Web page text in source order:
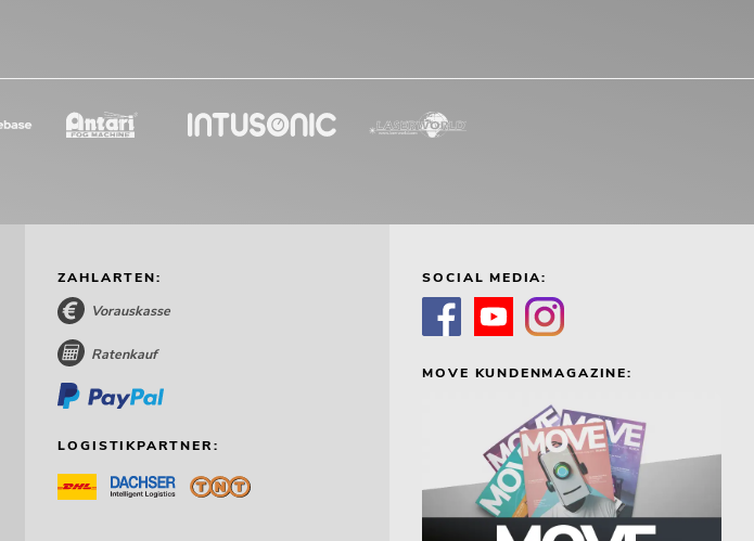
ZAHLARTEN:
Vorauskasse
Ratenkauf
LOGISTIKPARTNER:
SOCIAL MEDIA:
MOVE KUNDENMAGAZINE: